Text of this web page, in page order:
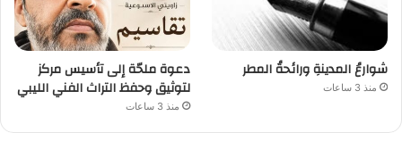
شوارعُ المدينةِ ورائحةُ المطر
منذ 3 ساعات
دعوة ملحّة إلى تأسيس مركز
لتوثيق وحفظ التراث الفني الليبي
منذ 3 ساعات